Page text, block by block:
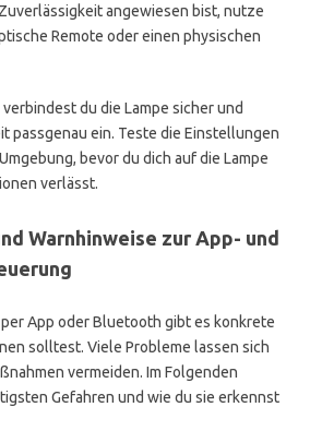
angewiesen bist, nutze
Remote oder einen physischen
du die Lampe sicher und
passgenau ein. Teste die Einstellungen
bevor du dich auf die Lampe
verlässt.
Warnhinweise zur App- und
App oder Bluetooth gibt es konkrete
solltest. Viele Probleme lassen sich
vermeiden. Im Folgenden
Gefahren und wie du sie erkennst